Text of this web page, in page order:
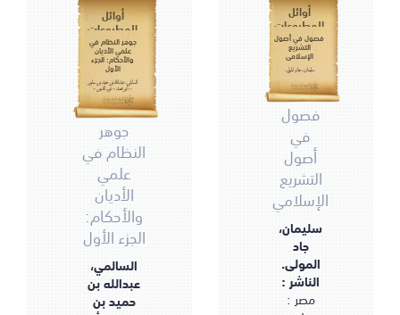
أوائل
المطبوعات
جوهر النظام في
علمي الأديان
والأحكام: الجزء
الأول
السالمي، عبدالله بن حميد بن سلوم
- أبو محمد - نور الدين -
جوهر
النظام في
علمي
الأديان
والأحكام:
الجزء الأول
السالمي،
عبدالله بن
حميد بن
أوائل
المطبوعات
فصول في أصول
التشريع
الإسلامي
سليمان، جاد المولى.
فصول
في
أصول
التشريع
الإسلامي
سليمان،
جاد
المولى.
الناشر :
مصر :